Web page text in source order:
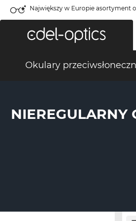
Największy w Europie asortyment
Okulary
NIEREGULARNY